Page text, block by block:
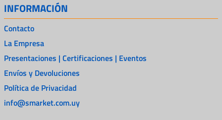
INFORMACIÓN
Contacto
La Empresa
Presentaciones | Certificaciones | Eventos
Envíos y Devoluciones
Política de Privacidad
info@smarket.com.uy